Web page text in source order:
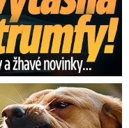
(2) ve tváři!